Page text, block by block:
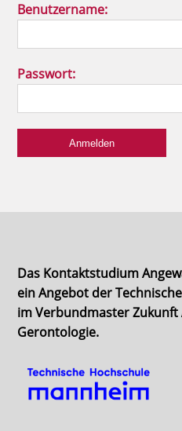
Benutzername:
Passwort:
Das Kontaktstudium
ein Angebot der
im Verbundmaster Zukunft
Gerontologie.